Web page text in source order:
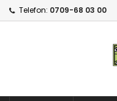
Telefon: 0709-68 03 00